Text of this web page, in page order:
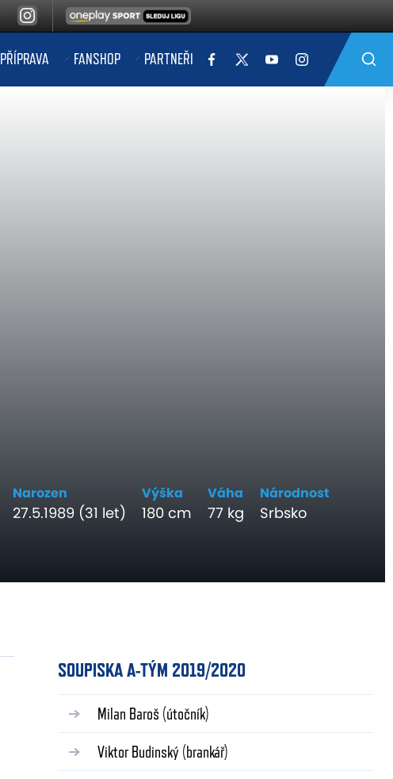
PŘÍPRAVA FANSHOP PARTNEŘI
Narozen
27.5.1989 (31 let)
Výška
180 cm
Váha
77 kg
Národnost
Srbsko
SOUPISKA A-TÝM 2019/2020
Milan Baroš (útočník)
Viktor Budinský (brankář)